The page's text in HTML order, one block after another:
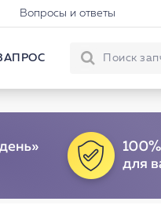
Вопросы и ответы